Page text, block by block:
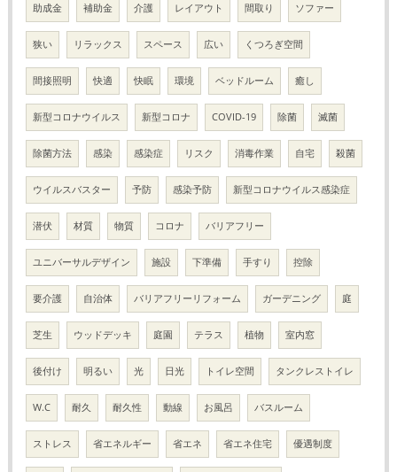
助成金 補助金 介護 レイアウト 間取り ソファー
狭い リラックス スペース 広い くつろぎ空間
間接照明 快適 快眠 環境 ベッドルーム 癒し
新型コロナウイルス 新型コロナ COVID-19 除菌 滅菌
除菌方法 感染 感染症 リスク 消毒作業 自宅 殺菌
ウイルスバスター 予防 感染予防 新型コロナウイルス感染症
潜伏 材質 物質 コロナ バリアフリー
ユニバーサルデザイン 施設 下準備 手すり 控除
要介護 自治体 バリアフリーリフォーム ガーデニング 庭
芝生 ウッドデッキ 庭園 テラス 植物 室内窓
後付け 明るい 光 日光 トイレ空間 タンクレストイレ
W.C 耐久 耐久性 動線 お風呂 バスルーム
ストレス 省エネルギー 省エネ 省エネ住宅 優遇制度